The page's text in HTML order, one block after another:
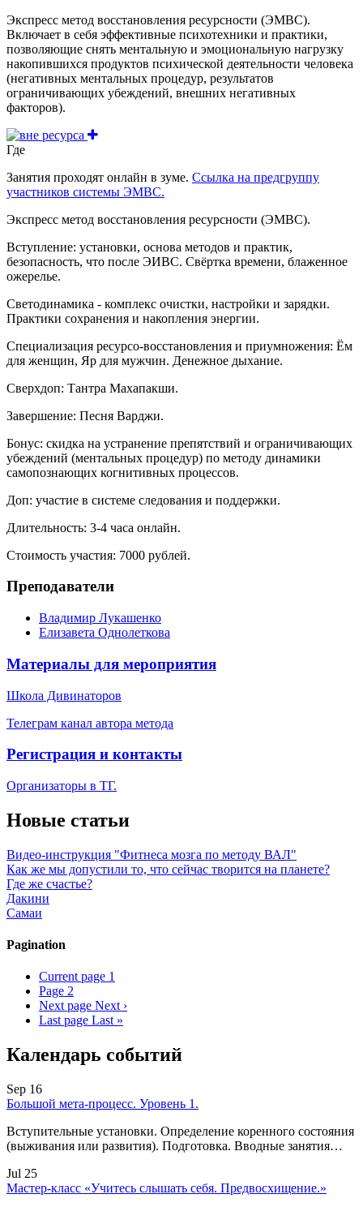
Экспресс метод восстановления ресурсности (ЭМВС).
Включает в себя эффективные психотехники и практики,
позволяющие снять ментальную и эмоциональную нагрузку
накопившихся продуктов психической деятельности человека
(негативных ментальных процедур, результатов
ограничивающих убеждений, внешних негативных
факторов).
Где
Занятия проходят онлайн в зуме. Ссылка на предгруппу
участников системы ЭМВС.
Экспресс метод восстановления ресурсности (ЭМВС).
Вступление: установки, основа методов и практик,
безопасность, что после ЭИВС. Свёртка времени, блаженное
ожерелье.
Светодинамика - комплекс очистки, настройки и зарядки.
Практики сохранения и накопления энергии.
Специализация ресурсо-восстановления и приумножения: Ём
для женщин, Яр для мужчин. Денежное дыхание.
Сверхдоп: Тантра Махапакши.
Завершение: Песня Варджи.
Бонус: скидка на устранение препятствий и ограничивающих
убеждений (ментальных процедур) по методу динамики
самопознающих когнитивных процессов.
Доп: участие в системе следования и поддержки.
Длительность: 3-4 часа онлайн.
Стоимость участия: 7000 рублей.
Преподаватели
Владимир Лукашенко
Елизавета Однолеткова
Материалы для мероприятия
Школа Дивинаторов
Телеграм канал автора метода
Регистрация и контакты
Организаторы в ТГ.
Новые статьи
Видео-инструкция "Фитнеса мозга по методу ВАЛ"
Как же мы допустили то, что сейчас творится на планете?
Где же счастье?
Дакини
Самаи
Pagination
Current page 1
Page 2
Next page Next ›
Last page Last »
Календарь событий
Sep 16
Большой мета-процесс. Уровень 1.
Вступительные установки. Определение коренного состояния
(выживания или развития). Подготовка. Вводные занятия…
Jul 25
Мастер-класс «Учитесь слышать себя. Предвосхищение.»